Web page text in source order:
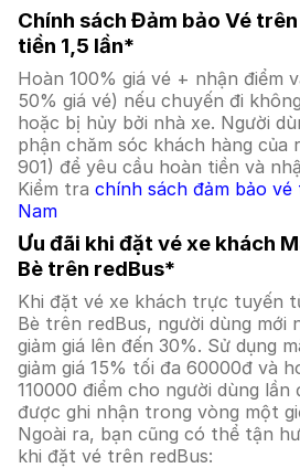
Chính sách Đảm bảo Vé
tiền 1,5 lần*
Hoàn 100% giá vé + nhận điểm
50% giá vé) nếu chuyến đi
hoặc bị hủy bởi nhà xe. Người
phận chăm sóc khách hàng của
901) để yêu cầu hoàn tiền và
Kiểm tra chính sách đảm bảo
Nam
Ưu đãi khi đặt vé xe khách
Bè trên redBus*
Khi đặt vé xe khách trực tuyến
Bè trên redBus, người dùng mới
giảm giá lên đến 30%. Sử dụng
giảm giá 15% tối đa 60000đ và
110000 điểm cho người dùng lần
được ghi nhận trong vòng một
Ngoài ra, bạn cũng có thể tận
khi đặt vé trên redBus: